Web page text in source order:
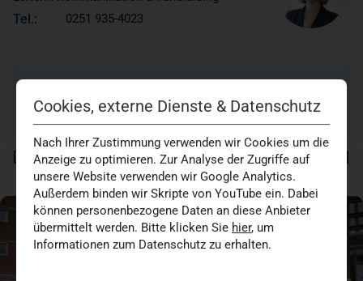
Tel.: 0251 935-4023
DAS KÖNNTE SIE AUCH INTERESSIEREN
Cookies, externe Dienste & Datenschutz
Nach Ihrer Zustimmung verwenden wir Cookies um die
Anzeige zu optimieren. Zur Analyse der Zugriffe auf
unsere Website verwenden wir Google Analytics.
Außerdem binden wir Skripte von YouTube ein. Dabei
können personenbezogene Daten an diese Anbieter
übermittelt werden. Bitte klicken Sie hier, um
Informationen zum Datenschutz zu erhalten.